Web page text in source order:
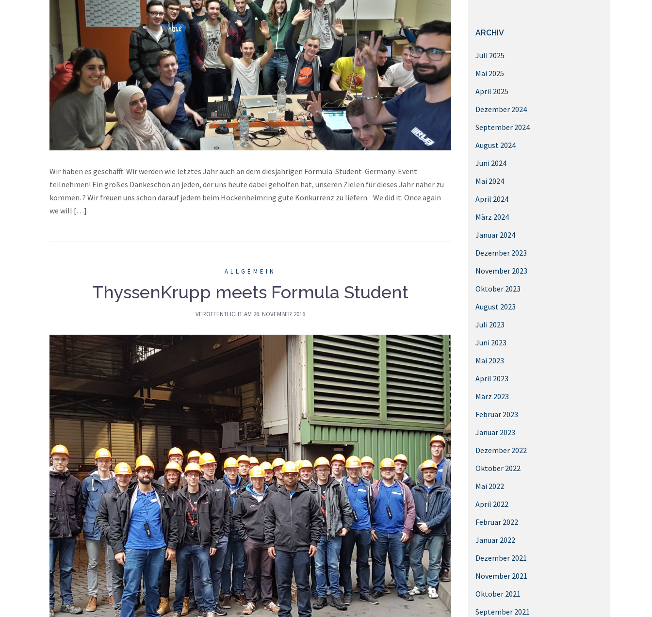
Wir haben es geschafft: Wir werden wie letztes Jahr auch an dem diesjährigen Formula-Student-Germany-Event
teilnehmen! Ein großes Dankeschön an jeden, der uns heute dabei geholfen hat, unseren Zielen für dieses Jahr näher zu
kommen. ? Wir freuen uns schon darauf jedem beim Hockenheimring gute Konkurrenz zu liefern. We did it: Once again
we will […]
ALLGEMEIN
ThyssenKrupp meets Formula Student
VERÖFFENTLICHT AM 26. NOVEMBER 2016
ARCHIV
Juli 2025
Mai 2025
April 2025
Dezember 2024
September 2024
August 2024
Juni 2024
Mai 2024
April 2024
März 2024
Januar 2024
Dezember 2023
November 2023
Oktober 2023
August 2023
Juli 2023
Juni 2023
Mai 2023
April 2023
März 2023
Februar 2023
Januar 2023
Dezember 2022
Oktober 2022
Mai 2022
April 2022
Februar 2022
Januar 2022
Dezember 2021
November 2021
Oktober 2021
September 2021